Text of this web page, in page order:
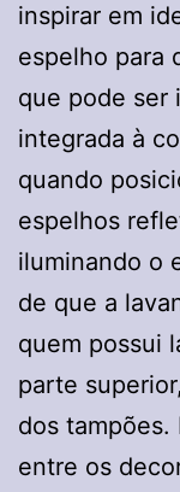
inspirar em
espelho para
que pode ser
integrada à
quando
espelhos
iluminando o
de que a
quem possui
parte
dos tampões.
entre os